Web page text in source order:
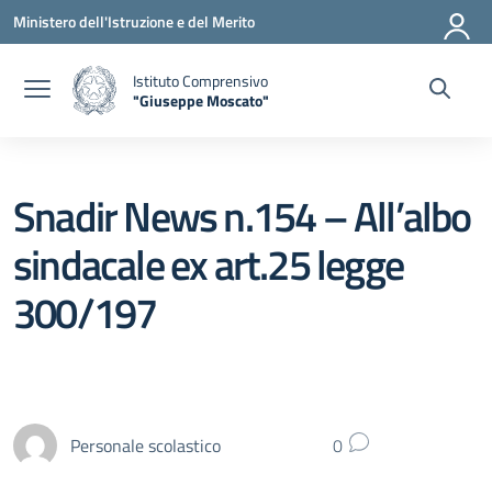
Vai ai contenuti
Vai al menu di navigazione
Vai al footer
Ministero dell'Istruzione e del Merito
Istituto Comprensivo
"Giuseppe Moscato"
Snadir News n.154 – All’albo
sindacale ex art.25 legge
300/197
Personale scolastico 0